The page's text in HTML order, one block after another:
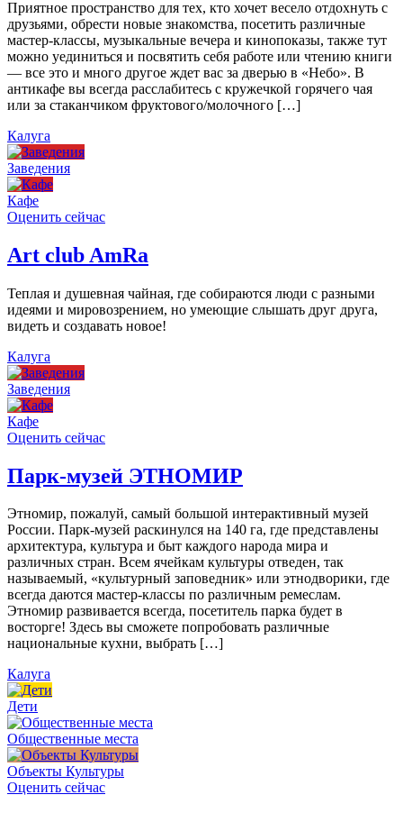
Приятное пространство для тех, кто хочет весело отдохнуть с
друзьями, обрести новые знакомства, посетить различные
мастер-классы, музыкальные вечера и кинопоказы, также тут
можно уединиться и посвятить себя работе или чтению книги
— все это и много другое ждет вас за дверью в «Небо». В
антикафе вы всегда расслабитесь с кружечкой горячего чая
или за стаканчиком фруктового/молочного […]
Калуга
Заведения
Кафе
Оценить сейчас
Art сlub AmRa
Теплая и душевная чайная, где собираются люди с разными
идеями и мировозрением, но умеющие слышать друг друга,
видеть и создавать новое!
Калуга
Заведения
Кафе
Оценить сейчас
Парк-музей ЭТНОМИР
Этномир, пожалуй, самый большой интерактивный музей
России. Парк-музей раскинулся на 140 га, где представлены
архитектура, культура и быт каждого народа мира и
различных стран. Всем ячейкам культуры отведен, так
называемый, «культурный заповедник» или этнодворики, где
всегда даются мастер-классы по различным ремеслам.
Этномир развивается всегда, посетитель парка будет в
восторге! Здесь вы сможете попробовать различные
национальные кухни, выбрать […]
Калуга
Дети
Общественные места
Объекты Культуры
Оценить сейчас